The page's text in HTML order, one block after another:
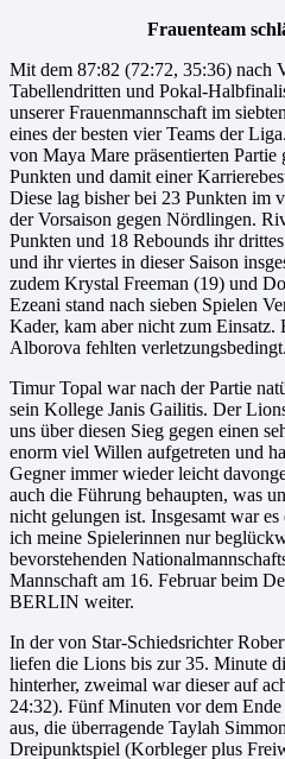
Frauenteam
Mit dem 87:82 (72:72, 35:36) nach
Tabellendritten und Pokal-
unserer Frauenmannschaft im
eines der besten vier Teams der
von Maya Mare präsentierten
Punkten und damit einer
Diese lag bisher bei 23 Punkten im
der Vorsaison gegen Nördlingen.
Punkten und 18 Rebounds ihr
und ihr viertes in dieser Saison
zudem Krystal Freeman (19) und
Ezeani stand nach sieben Spielen
Kader, kam aber nicht zum Einsatz.
Alborova fehlten verletzungsbedingt.
Timur Topal war nach der Partie
sein Kollege Janis Gailitis. Der
uns über diesen Sieg gegen einen
enorm viel Willen aufgetreten und
Gegner immer wieder leicht
auch die Führung behaupten, was
nicht gelungen ist. Insgesamt war
ich meine Spielerinnen nur
bevorstehenden
Mannschaft am 16. Februar beim
BERLIN weiter.
In der von Star-Schiedsrichter
liefen die Lions bis zur 35. Minute
hinterher, zweimal war dieser auf
24:32). Fünf Minuten vor dem
aus, die überragende Taylah
Dreipunktspiel (Korbleger plus